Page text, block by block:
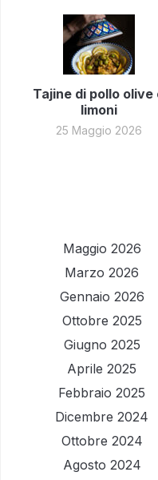
Tajine di pollo olive
limoni
25 Maggio 2026
Maggio 2026
Marzo 2026
Gennaio 2026
Ottobre 2025
Giugno 2025
Aprile 2025
Febbraio 2025
Dicembre 2024
Ottobre 2024
Agosto 2024